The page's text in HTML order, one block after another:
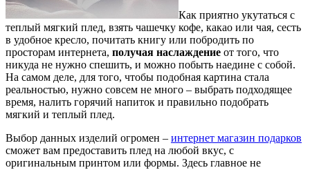
Как приятно укутаться с
теплый мягкий плед, взять чашечку кофе, какао или чая, сесть
в удобное кресло, почитать книгу или побродить по
просторам интернета, получая наслаждение от того, что
никуда не нужно спешить, и можно побыть наедине с собой.
На самом деле, для того, чтобы подобная картина стала
реальностью, нужно совсем не много – выбрать подходящее
время, налить горячий напиток и правильно подобрать
мягкий и теплый плед.
Выбор данных изделий огромен – интернет магазин подарков
сможет вам предоставить плед на любой вкус, с
оригинальным принтом или формы. Здесь главное не